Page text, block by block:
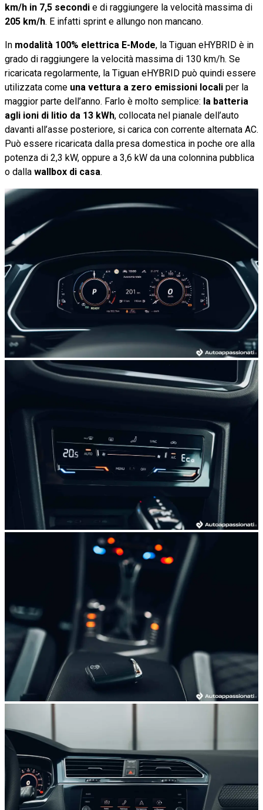
km/h in 7,5 secondi e di raggiungere la velocità massima di
205 km/h. E infatti sprint e allungo non mancano.
In modalità 100% elettrica E-Mode, la Tiguan eHYBRID è in
grado di raggiungere la velocità massima di 130 km/h. Se
ricaricata regolarmente, la Tiguan eHYBRID può quindi essere
utilizzata come una vettura a zero emissioni locali per la
maggior parte dell’anno. Farlo è molto semplice: la batteria
agli ioni di litio da 13 kWh, collocata nel pianale dell’auto
davanti all’asse posteriore, si carica con corrente alternata AC.
Può essere ricaricata dalla presa domestica in poche ore alla
potenza di 2,3 kW, oppure a 3,6 kW da una colonnina pubblica
o dalla wallbox di casa.